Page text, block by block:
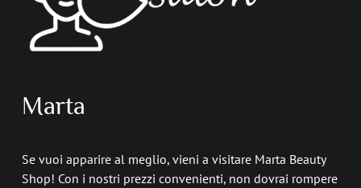
Marta
Se vuoi apparire al meglio, vieni a visitare Marta Beauty
Shop! Con i nostri prezzi convenienti, non dovrai rompere